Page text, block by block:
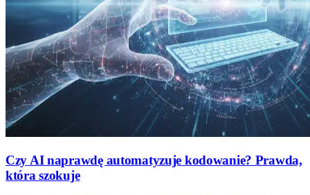
Czy AI naprawdę automatyzuje kodowanie? Prawda,
która szokuje